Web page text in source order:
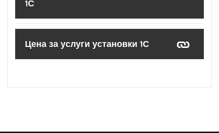
1С
Цена за услуги установки 1С